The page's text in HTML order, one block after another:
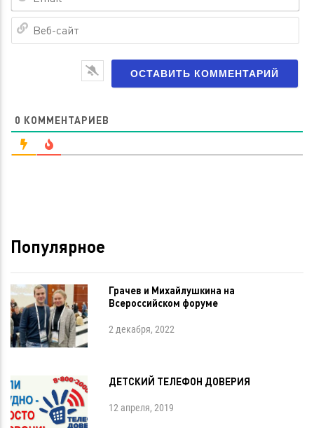
0 КОММЕНТАРИЕВ
Популярное
Грачев и Михайлушкина на
Всероссийском форуме
2 декабря, 2022
ДЕТСКИЙ ТЕЛЕФОН ДОВЕРИЯ
12 апреля, 2019